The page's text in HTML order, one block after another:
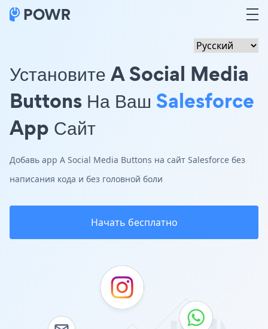
Установите A Social Media
Buttons На Ваш Salesforce
App Сайт
Добавь app A Social Media Buttons на сайт Salesforce без
написания кода и без головной боли
Начать бесплатно